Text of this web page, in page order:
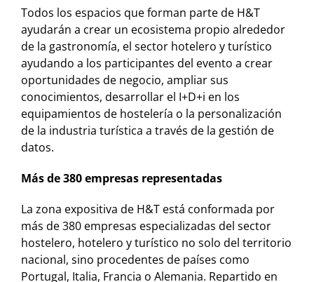
Todos los espacios que forman parte de H&T
ayudarán a crear un ecosistema propio alrededor
de la gastronomía, el sector hotelero y turístico
ayudando a los participantes del evento a crear
oportunidades de negocio, ampliar sus
conocimientos, desarrollar el I+D+i en los
equipamientos de hostelería o la personalización
de la industria turística a través de la gestión de
datos.
Más de 380 empresas representadas
La zona expositiva de H&T está conformada por
más de 380 empresas especializadas del sector
hostelero, hotelero y turístico no solo del territorio
nacional, sino procedentes de países como
Portugal, Italia, Francia o Alemania. Repartido en